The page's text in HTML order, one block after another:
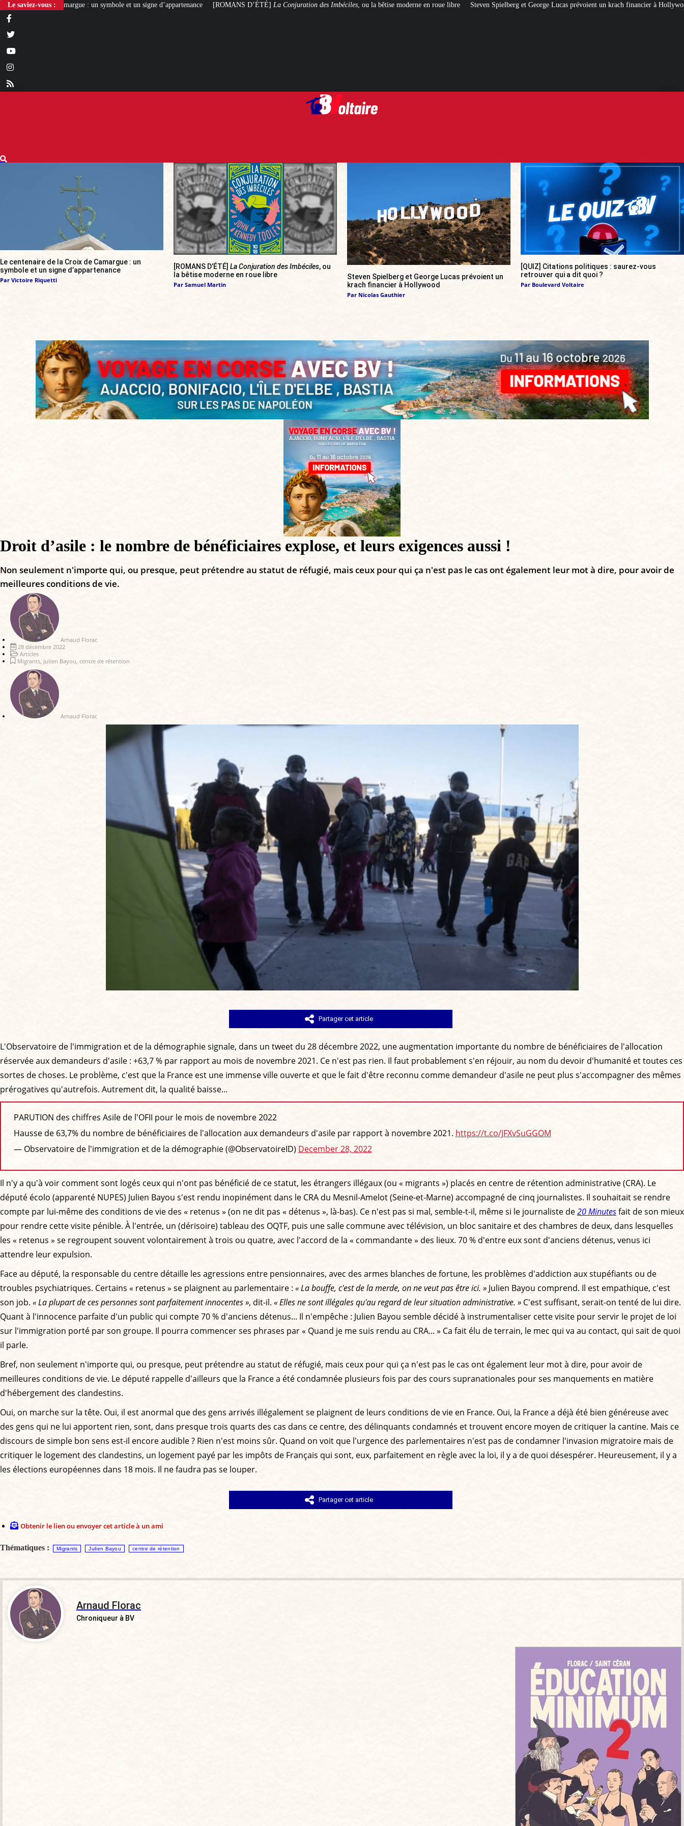
Le saviez-vous :
symbole et un signe d’appartenance [ROMANS D’ÉTÉ]La Conjuration des Imbéciles , ou la bêtise moderne en roue libre Steven Spielberg et George Lucas prévoient un krach financier à Hollywood [QUIZ] Citations
Le centenaire de la Croix de Camargue : un
symbole et un signe d’appartenance
Par Victoire Riquetti
[ROMANS D’ÉTÉ] La Conjuration des Imbéciles, ou
la bêtise moderne en roue libre
Par Samuel Martin
Steven Spielberg et George Lucas prévoient un
krach financier à Hollywood
Par Nicolas Gauthier
[QUIZ] Citations politiques : saurez-vous
retrouver qui a dit quoi ?
Par Boulevard Voltaire
Droit d’asile : le nombre de bénéficiaires explose, et leurs exigences aussi !
Non seulement n'importe qui, ou presque, peut prétendre au statut de réfugié, mais ceux pour qui ça n'est pas le cas ont également leur mot à dire, pour avoir de
meilleures conditions de vie.
Arnaud Florac
28 décembre 2022
Articles
Migrants Julien Bayou centre de rétention
Arnaud Florac
Partager cet article
L'Observatoire de l'immigration et de la démographie signale, dans un tweet du 28 décembre 2022, une augmentation importante du nombre de bénéficiaires de l'allocation
réservée aux demandeurs d'asile : +63,7 % par rapport au mois de novembre 2021. Ce n'est pas rien. Il faut probablement s'en réjouir, au nom du devoir d'humanité et toutes ces
sortes de choses. Le problème, c'est que la France est une immense ville ouverte et que le fait d'être reconnu comme demandeur d'asile ne peut plus s'accompagner des mêmes
prérogatives qu'autrefois. Autrement dit, la qualité baisse...
PARUTION des chiffres Asile de l'OFII pour le mois de novembre 2022
Hausse de 63,7% du nombre de bénéficiaires de l'allocation aux demandeurs d'asile par rapport à novembre 2021. https://t.co/JFXvSuGGOM
— Observatoire de l'immigration et de la démographie (@ObservatoireID) December 28, 2022
Il n'y a qu'à voir comment sont logés ceux qui n'ont pas bénéficié de ce statut, les étrangers illégaux (ou « migrants ») placés en centre de rétention administrative (CRA). Le
député écolo (apparenté NUPES) Julien Bayou s'est rendu inopinément dans le CRA du Mesnil-Amelot (Seine-et-Marne) accompagné de cinq journalistes. Il souhaitait se rendre
compte par lui-même des conditions de vie des « retenus » (on ne dit pas « détenus », là-bas). Ce n'est pas si mal, semble-t-il, même si le journaliste de20 Minutesfait de son mieux
pour rendre cette visite pénible. À l'entrée, un (dérisoire) tableau des OQTF, puis une salle commune avec télévision, un bloc sanitaire et des chambres de deux, dans lesquelles
les « retenus » se regroupent souvent volontairement à trois ou quatre, avec l'accord de la « commandante » des lieux. 70 % d'entre eux sont d'anciens détenus, venus ici
attendre leur expulsion.
Face au député, la responsable du centre détaille les agressions entre pensionnaires, avec des armes blanches de fortune, les problèmes d'addiction aux stupéfiants ou de
troubles psychiatriques. Certains « retenus » se plaignent au parlementaire : « La bouffe, c'est de la merde, on ne veut pas être ici. » Julien Bayou comprend. Il est empathique, c'est
son job. « La plupart de ces personnes sont parfaitement innocentes », dit-il. « Elles ne sont illégales qu'au regard de leur situation administrative. » C'est suffisant, serait-on tenté de lui dire.
Quant à l'innocence parfaite d'un public qui compte 70 % d'anciens détenus... Il n'empêche : Julien Bayou semble décidé à instrumentaliser cette visite pour servir le projet de loi
sur l'immigration porté par son groupe. Il pourra commencer ses phrases par « Quand je me suis rendu au CRA... » Ca fait élu de terrain, le mec qui va au contact, qui sait de quoi
il parle.
Bref, non seulement n'importe qui, ou presque, peut prétendre au statut de réfugié, mais ceux pour qui ça n'est pas le cas ont également leur mot à dire, pour avoir de
meilleures conditions de vie. Le député rappelle d'ailleurs que la France a été condamnée plusieurs fois par des cours supranationales pour ses manquements en matière
d'hébergement des clandestins.
Oui, on marche sur la tête. Oui, il est anormal que des gens arrivés illégalement se plaignent de leurs conditions de vie en France. Oui, la France a déjà été bien généreuse avec
des gens qui ne lui apportent rien, sont, dans presque trois quarts des cas dans ce centre, des délinquants condamnés et trouvent encore moyen de critiquer la cantine. Mais ce
discours de simple bon sens est-il encore audible ? Rien n'est moins sûr. Quand on voit que l'urgence des parlementaires n'est pas de condamner l'invasion migratoire mais de
critiquer le logement des clandestins, un logement payé par les impôts de Français qui sont, eux, parfaitement en règle avec la loi, il y a de quoi désespérer. Heureusement, il y a
les élections européennes dans 18 mois. Il ne faudra pas se louper.
Partager cet article
Obtenir le lien ou envoyer cet article à un ami
Thématiques : Migrants Julien Bayou centre de rétention
Arnaud Florac
Chroniqueur à BV